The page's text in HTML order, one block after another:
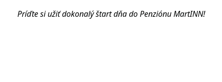
Príďte si užiť dokonalý štart dňa do Penziónu MartINN!